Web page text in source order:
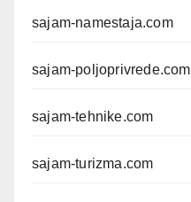
sajam-namestaja.com
sajam-poljoprivrede.com
sajam-tehnike.com
sajam-turizma.com